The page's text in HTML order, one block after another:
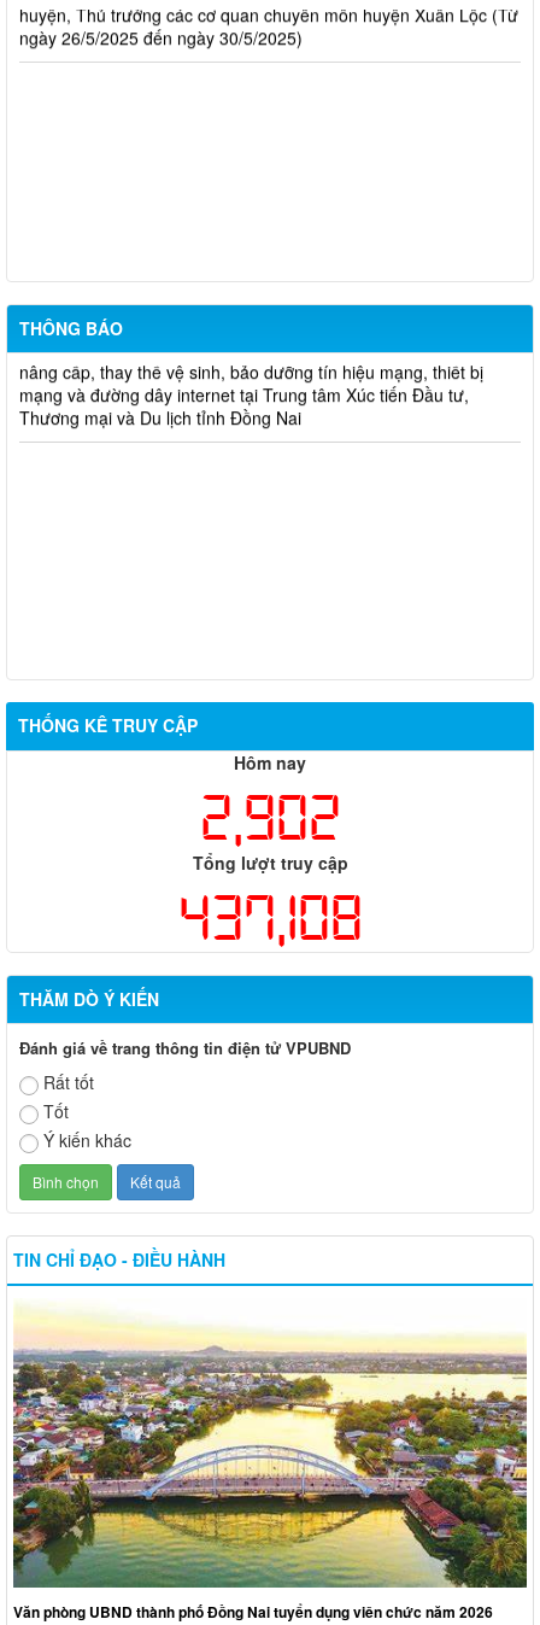
huyện, Thủ trưởng các cơ quan chuyên môn huyện Xuân Lộc (Từ
ngày 26/5/2025 đến ngày 30/5/2025)
THÔNG BÁO
Xúc tiến Đầu tư, Thương mại và Du lịch
Thư mời Tham dự chào giá cạnh tranh thực hiện Đồng bộ,
nâng cấp, thay thế vệ sinh, bảo dưỡng tín hiệu mạng, thiết bị
mạng và đường dây internet tại Trung tâm Xúc tiến Đầu tư,
Thương mại và Du lịch tỉnh Đồng Nai
THỐNG KÊ TRUY CẬP
Hôm nay
2,902
Tổng lượt truy cập
437,108
THĂM DÒ Ý KIẾN
Đánh giá về trang thông tin điện tử VPUBND
Rất tốt
Tốt
Ý kiến khác
TIN CHỈ ĐẠO - ĐIỀU HÀNH
Văn phòng UBND thành phố Đồng Nai tuyển dụng viên chức năm 2026